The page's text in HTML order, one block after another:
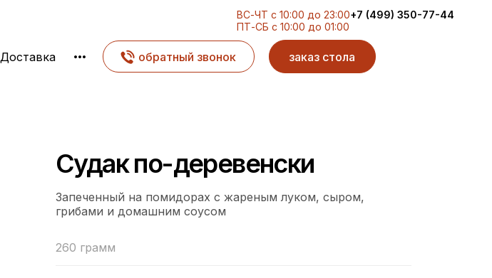
ВС-ЧТ с 10:00 до 23:00
ПТ-СБ с 10:00 до 01:00
+7 (499) 350-77-44
Доставка обратный звонок заказ стола
Судак по-деревенски
Запеченный на помидорах с жареным луком, сыром,
грибами и домашним соусом
260 грамм